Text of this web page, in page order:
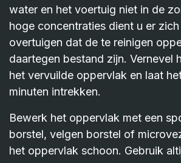
water en het voertuig niet in de
hoge concentraties dient u er
overtuigen dat de te reinigen
daartegen bestand zijn. Vernevel
het vervuilde oppervlak en laat
minuten intrekken.
Bewerk het oppervlak met een
borstel, velgen borstel of
het oppervlak schoon. Gebruik